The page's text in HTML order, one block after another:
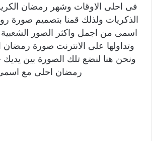
فى احلى الاوقات وشهر رمضان
الذكريات ولذلك قمنا بتصميم صورة
اسمى من اجمل واكثر الصور الشعبية
وتداولها على الانترنت صورة
ونحن هنا لنضع تلك الصورة بين
رمضان احلى مع